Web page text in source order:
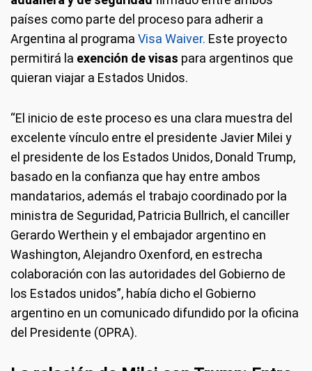
países como parte del proceso para adherir a
Argentina al programa Visa Waiver. Este proyecto
permitirá la exención de visas para argentinos que
quieran viajar a Estados Unidos.
“El inicio de este proceso es una clara muestra del
excelente vínculo entre el presidente Javier Milei y
el presidente de los Estados Unidos, Donald Trump,
basado en la confianza que hay entre ambos
mandatarios, además el trabajo coordinado por la
ministra de Seguridad, Patricia Bullrich, el canciller
Gerardo Werthein y el embajador argentino en
Washington, Alejandro Oxenford, en estrecha
colaboración con las autoridades del Gobierno de
los Estados unidos”, había dicho el Gobierno
argentino en un comunicado difundido por la oficina
del Presidente (OPRA).